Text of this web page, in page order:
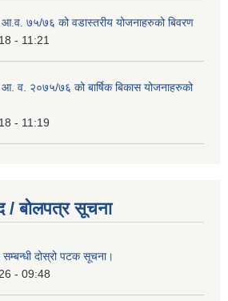
आ.व. ७५/७६ को वडास्तरीय योजनाहरुको बिवरण
- 11:21
आ. व. २०७५/७६ को बार्षिक बिकास योजनाहरुको
- 11:19
/ बोलपत्र सूचना
दोस्रो पटक सूचना।
- 09:48